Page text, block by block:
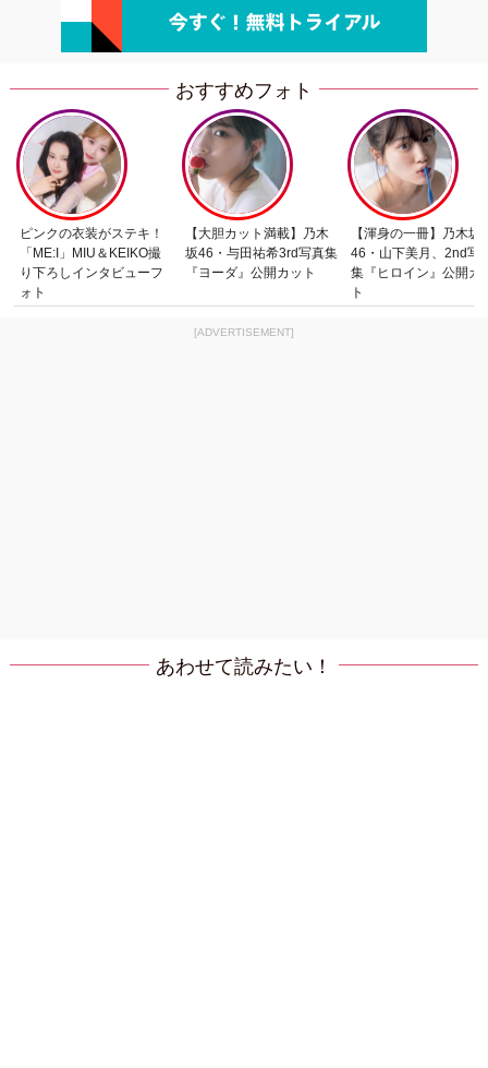
おすすめフォト
ピンクの衣装がステキ！
「ME:I」MIU＆KEIKO撮
り下ろしインタビューフ
ォト
【大胆カット満載】乃木
坂46・与田祐希3rd写真集
『ヨーダ』公開カット
【渾身の一冊】乃木坂
46・山下美月、2nd写
集『ヒロイン』公開カ
ト
[ADVERTISEMENT]
あわせて読みたい！